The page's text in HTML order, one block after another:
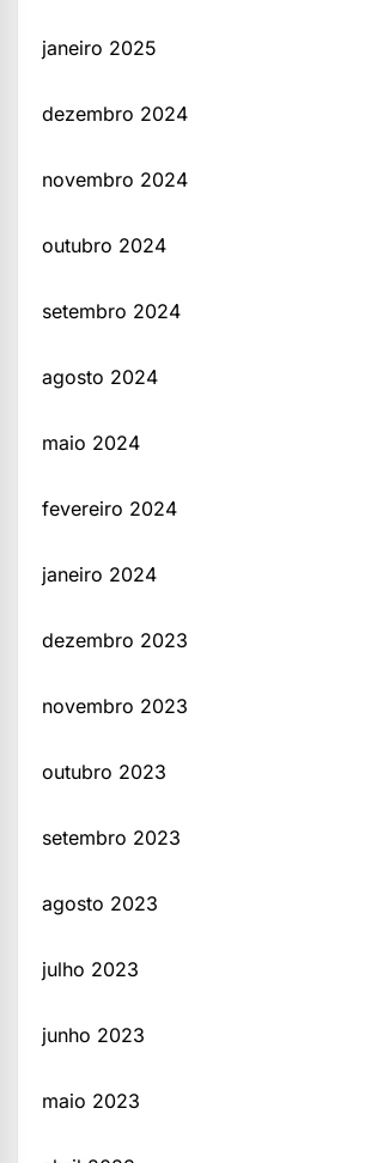
janeiro 2025
dezembro 2024
novembro 2024
outubro 2024
setembro 2024
agosto 2024
maio 2024
fevereiro 2024
janeiro 2024
dezembro 2023
novembro 2023
outubro 2023
setembro 2023
agosto 2023
julho 2023
junho 2023
maio 2023